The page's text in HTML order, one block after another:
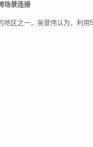
场景连接
地区之一，吴景伟认为，利